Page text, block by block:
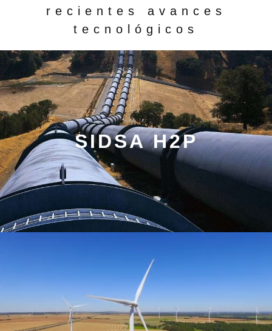
recientes avances
tecnológicos
SIDSA H2P